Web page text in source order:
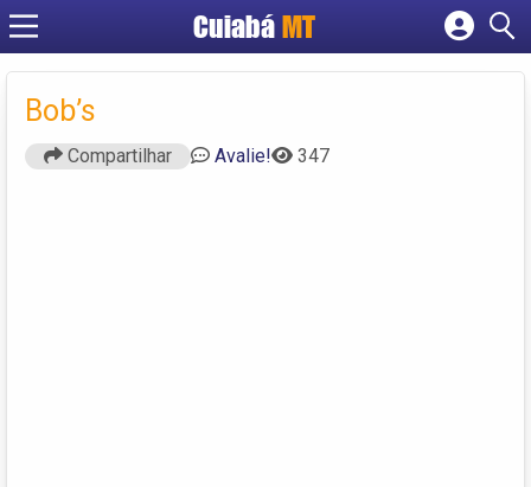
Cuiabá MT
Cadastrar empresa
Bob’s
Compartilhar Avalie! 347